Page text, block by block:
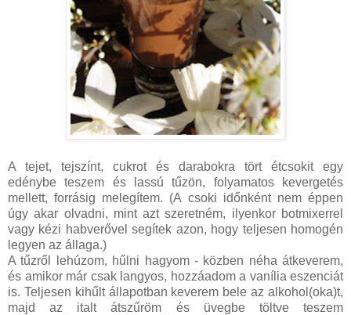
A tejet, tejszínt, cukrot és darabokra tört étcsokit egy
edénybe teszem és lassú tűzön, folyamatos kevergetés
mellett, forrásig melegítem. (A csoki időnként nem éppen
úgy akar olvadni, mint azt szeretném, ilyenkor botmixerrel
vagy kézi habverővel segítek azon, hogy teljesen homogén
legyen az állaga.)
A tűzről lehúzom, hűlni hagyom - közben néha átkeverem,
és amikor már csak langyos, hozzáadom a vanília eszenciát
is. Teljesen kihűlt állapotban keverem bele az alkohol(oka)t,
majd az italt átszűröm és üvegbe töltve teszem